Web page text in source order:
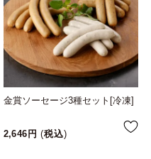
金賞ソーセージ3種セット[冷凍]
2,646 税込